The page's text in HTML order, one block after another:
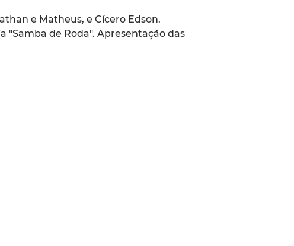
e Matheus, e Cícero Edson.
"Samba de Roda". Apresentação das